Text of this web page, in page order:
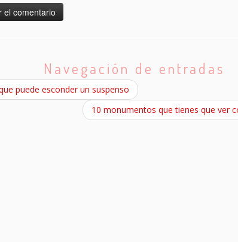
Navegación de entradas
puede esconder un suspenso
10 monumentos que tienes que ver